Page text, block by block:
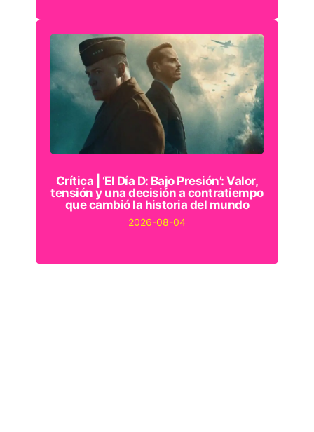
Crítica | ‘El Día D: Bajo Presión’: Valor,
tensión y una decisión a contratiempo
que cambió la historia del mundo
2026-08-04